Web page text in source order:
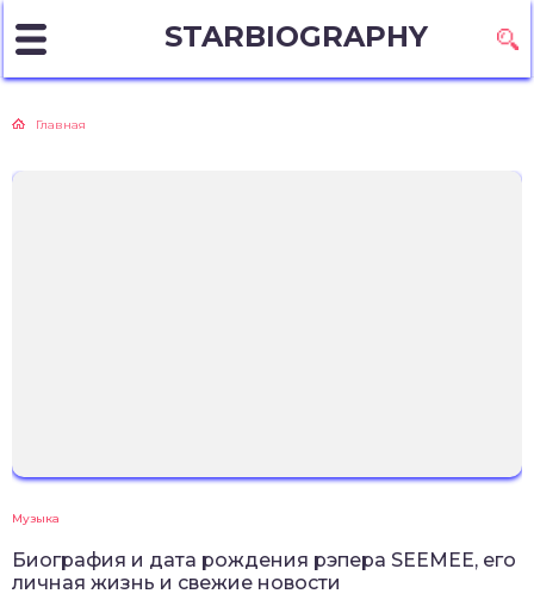
STARBIOGRAPHY
Главная
Музыка
Биография и дата рождения рэпера SEEMEE, его
личная жизнь и свежие новости